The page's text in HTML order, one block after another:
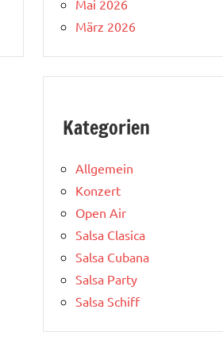
Mai 2026
März 2026
Kategorien
Allgemein
Konzert
Open Air
Salsa Clasica
Salsa Cubana
Salsa Party
Salsa Schiff